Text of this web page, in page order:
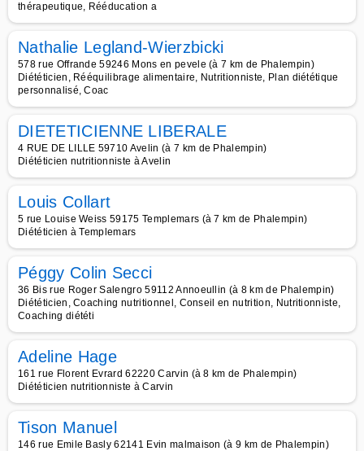
thérapeutique, Rééducation a
Nathalie Legland-Wierzbicki
578 rue Offrande 59246 Mons en pevele (à 7 km de Phalempin)
Diététicien, Rééquilibrage alimentaire, Nutritionniste, Plan diététique
personnalisé, Coac
DIETETICIENNE LIBERALE
4 RUE DE LILLE 59710 Avelin (à 7 km de Phalempin)
Diététicien nutritionniste à Avelin
Louis Collart
5 rue Louise Weiss 59175 Templemars (à 7 km de Phalempin)
Diététicien à Templemars
Péggy Colin Secci
36 Bis rue Roger Salengro 59112 Annoeullin (à 8 km de Phalempin)
Diététicien, Coaching nutritionnel, Conseil en nutrition, Nutritionniste,
Coaching diététi
Adeline Hage
161 rue Florent Evrard 62220 Carvin (à 8 km de Phalempin)
Diététicien nutritionniste à Carvin
Tison Manuel
146 rue Emile Basly 62141 Evin malmaison (à 9 km de Phalempin)